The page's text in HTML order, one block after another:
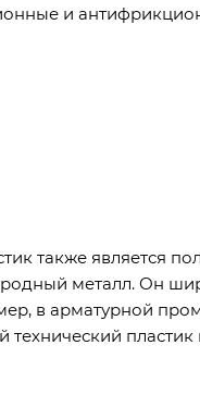
и
также является
металл. Он
в арматурной
пластик